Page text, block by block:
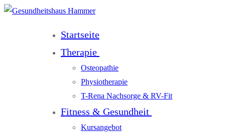
Startseite
Therapie
Osteopathie
Physiotherapie
T-Rena Nachsorge & RV-Fit
Fitness & Gesundheit
Kursangebot